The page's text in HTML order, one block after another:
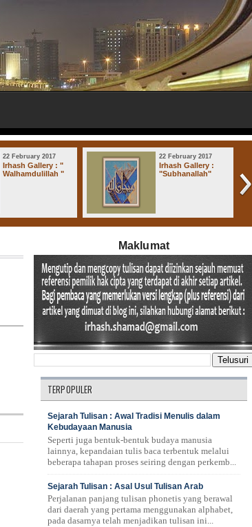
22 February 2017
Irhash Gallery : "
Walhamdulillah "
22 February 2017
Irhash Gallery :
"Subhanallah"
Maklumat
TERPOPULER
Sejarah Tulisan : Awal Tradisi Menulis dalam
Kebudayaan Manusia
Seperti juga bentuk-bentuk budaya manusia
lainnya, kepandaian tulis baca terbentuk melalui
beberapa tahapan proses seiring dengan perkemb...
Sejarah Tulisan : Asal Usul Tulisan Arab
Perjalanan panjang tulisan phonetis yang berawal
dari daerah yang pertama menggunakan alphabet,
pada dasarnya telah menjadikan tulisan ini...